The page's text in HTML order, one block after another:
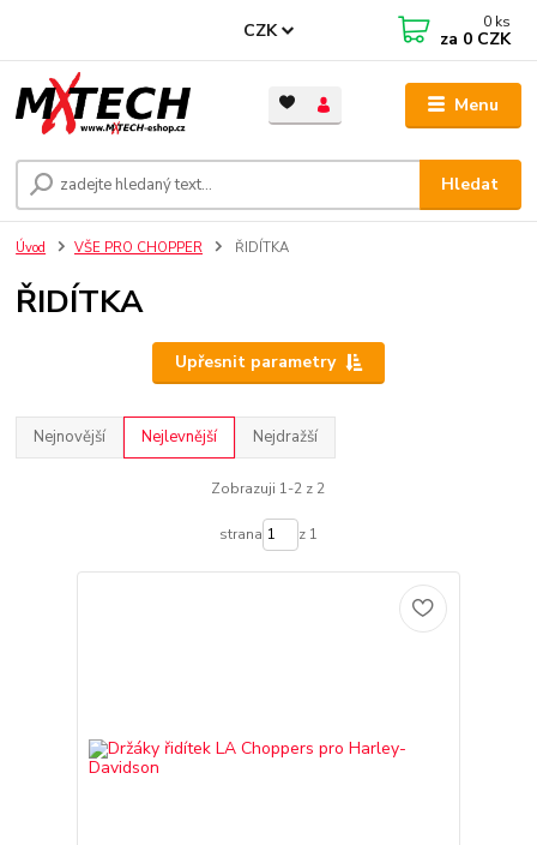
Menu
CZK
Hledat
0 ks
za 0 CZK
Úvod VŠE PRO CHOPPER ŘIDÍTKA
ŘIDÍTKA
Upřesnit parametry
Nejnovější Nejlevnější Nejdražší
Zobrazuji 1-2 z 2
strana z 1